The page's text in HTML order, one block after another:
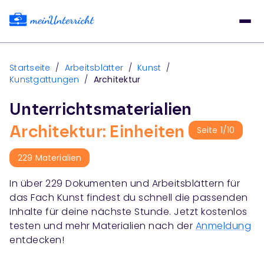
Startseite / Arbeitsblätter / Kunst /
Kunstgattungen / Architektur
Unterrichtsmaterialien
Architektur: Einheiten
Seite 1/10
229 Materialien
In über 229 Dokumenten und Arbeitsblättern für
das Fach Kunst findest du schnell die passenden
Inhalte für deine nächste Stunde. Jetzt kostenlos
testen und mehr Materialien nach der Anmeldung
entdecken!